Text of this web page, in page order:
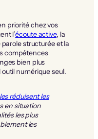
priorité chez vos
l’écoute active, la
structurée et la
compétences
bien plus
numérique seul.
réduisent les
en situation
les plus
les